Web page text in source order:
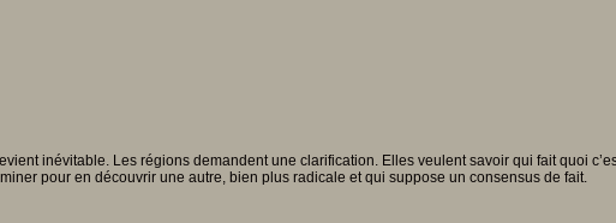
inévitable. Les régions demandent une clarification. Elles veulent savoir qui fait quoi
pour en découvrir une autre, bien plus radicale et qui suppose un consensus de fait.